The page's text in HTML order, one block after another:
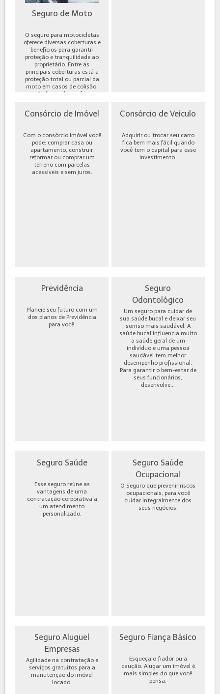
Seguro de Moto
O seguro para motocicletas
oferece diversas coberturas e
benefícios para garantir
proteção e tranquilidade ao
proprietário. Entre as
principais coberturas está a
proteção total ou parcial da
moto em casos de colisão,
incêndio, roubo ou furto,
Consórcio de Imóvel
Com o consórcio imóvel você
pode: comprar casa ou
apartamento, construir,
reformar ou comprar um
terreno com parcelas
acessíveis e sem juros.
Consórcio de Veículo
Adquirir ou trocar seu carro
fica bem mais fácil quando
você tem o capital para esse
investimento.
Previdência
Planeje seu futuro com um
dos planos de Previdência
para você.
Seguro
Odontológico
Um seguro para cuidar de
sua saúde bucal e deixar seu
sorriso mais saudável. A
saúde bucal influencia muito
a saúde geral de um
indivíduo e uma pessoa
saudável tem melhor
desempenho profissional.
Para garantir o bem-estar de
seus funcionários,
desenvolve...
Seguro Saúde
Esse seguro reúne as
vantagens de uma
contratação corporativa a
um atendimento
personalizado.
Seguro Saúde
Ocupacional
O Seguro que prevenir riscos
ocupacionais, para você
cuidar integralmente dos
seus negócios.
Seguro Aluguel
Empresas
Agilidade na contratação e
serviços gratuitos para a
manutenção do imóvel
locado.
Seguro Fiança Básico
Esqueça o fiador ou a
caução. Alugar um imóvel é
mais simples do que você
pensa.